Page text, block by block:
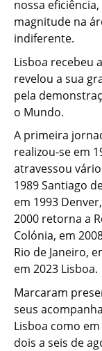
nossa
magnitude na
indiferente.
Lisboa recebeu
revelou a sua
pela
o Mundo.
A primeira
realizou-se em
atravessou
1989 Santiago
em 1993
2000 retorna a
Colónia, em
Rio de Janeiro,
em 2023 Lisboa.
Marcaram
seus
Lisboa como
dois a seis de